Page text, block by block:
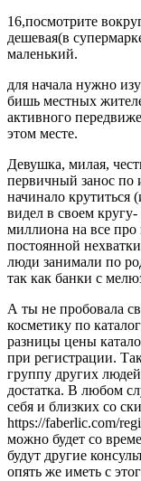
16,посмотрите
дешевая(в
маленький.
для начала нужно
бишь местных
активного
этом месте.
Девушка, милая,
первичный занос по
начинало крутиться
видел в своем
миллиона на все про
постоянной
люди занимали по
так как банки с
А ты не пробовала
косметику по
разницы цены
при регистрации.
группу других
достатка. В любом
себя и близких со
https://faberlic.com/
можно будет со
будут другие
опять же иметь с